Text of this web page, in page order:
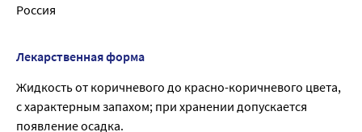
Россия
Лекарственная форма
Жидкость от коричневого до красно-коричневого цвета,
с характерным запахом; при хранении допускается
появление осадка.